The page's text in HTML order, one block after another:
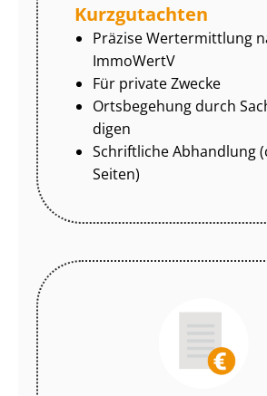
Kurzgutachten
Präzise Wertermittlung
ImmoWertV
Für private Zwecke
Ortsbegehung durch
di­gen
Schriftliche Abhandlung
Seiten)